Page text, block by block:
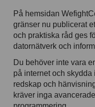
På hemsidan
gränser nu publicerat
och praktiska råd ges
datornätverk och
Du behöver inte vara
på internet och
redskap och
kräver inga